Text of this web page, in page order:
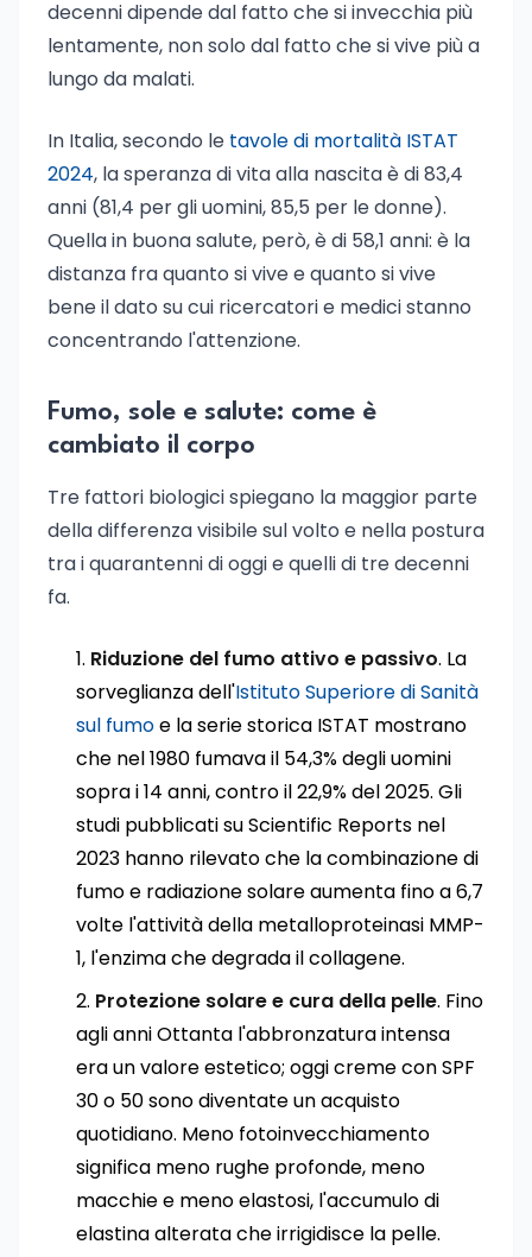
decenni dipende dal fatto che si invecchia più
lentamente, non solo dal fatto che si vive più a
lungo da malati.
In Italia, secondo le tavole di mortalità ISTAT
2024, la speranza di vita alla nascita è di 83,4
anni (81,4 per gli uomini, 85,5 per le donne).
Quella in buona salute, però, è di 58,1 anni: è la
distanza fra quanto si vive e quanto si vive
bene il dato su cui ricercatori e medici stanno
concentrando l'attenzione.
Fumo, sole e salute: come è
cambiato il corpo
Tre fattori biologici spiegano la maggior parte
della differenza visibile sul volto e nella postura
tra i quarantenni di oggi e quelli di tre decenni
fa.
Riduzione del fumo attivo e passivo. La
sorveglianza dell'Istituto Superiore di Sanità
sul fumoe la serie storica ISTAT mostrano
che nel 1980 fumava il 54,3% degli uomini
sopra i 14 anni, contro il 22,9% del 2025. Gli
studi pubblicati su Scientific Reports nel
2023 hanno rilevato che la combinazione di
fumo e radiazione solare aumenta fino a 6,7
volte l'attività della metalloproteinasi MMP-
1, l'enzima che degrada il collagene.
Protezione solare e cura della pelle. Fino
agli anni Ottanta l'abbronzatura intensa
era un valore estetico; oggi creme con SPF
30 o 50 sono diventate un acquisto
quotidiano. Meno fotoinvecchiamento
significa meno rughe profonde, meno
macchie e meno elastosi, l'accumulo di
elastina alterata che irrigidisce la pelle.